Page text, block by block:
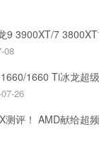
9 3900XT/7
08
1660 Ti冰龙超
26
评！ AMD献给超